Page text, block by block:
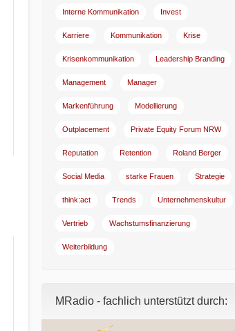
Interne Kommunikation Invest
Karriere Kommunikation Krise
Krisenkommunikation Leadership Branding
Management Manager
Markenführung Modellierung
Outplacement Private Equity Forum NRW
Reputation Retention Roland Berger
Social Media starke Frauen Strategie
think:act Trends Unternehmenskultur
Vertrieb Wachstumsfinanzierung
Weiterbildung
MRadio - fachlich unterstützt durch: